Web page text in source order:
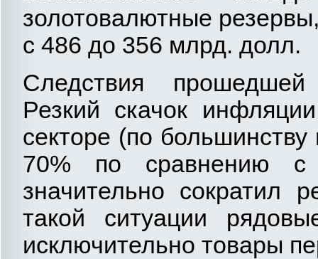
золотовалютные
с 486 до 356 млрд. долл.
Следствия прошедшей
Резкий скачок
секторе (по
70% по сравнению с
значительно сократил
такой ситуации
исключительно товары